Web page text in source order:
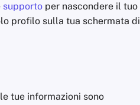
supporto per nascondere il tuo
profilo sulla tua schermata di
tue informazioni sono